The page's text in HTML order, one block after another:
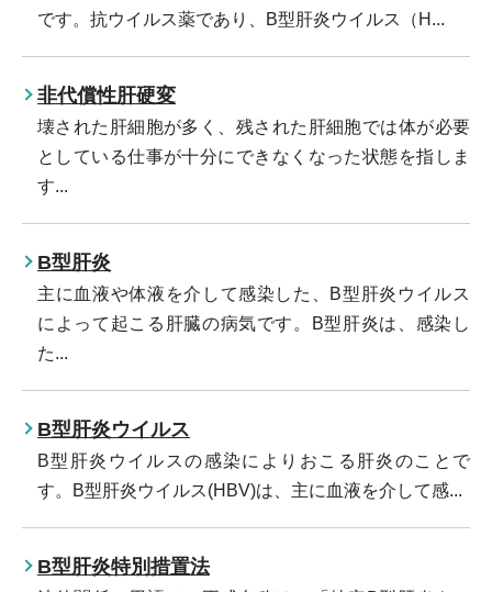
です。抗ウイルス薬であり、B型肝炎ウイルス（H...
非代償性肝硬変
壊された肝細胞が多く、残された肝細胞では体が必要
としている仕事が十分にできなくなった状態を指しま
す...
B型肝炎
主に血液や体液を介して感染した、B型肝炎ウイルス
によって起こる肝臓の病気です。B型肝炎は、感染し
た...
B型肝炎ウイルス
B型肝炎ウイルスの感染によりおこる肝炎のことで
す。B型肝炎ウイルス(HBV)は、主に血液を介して感...
B型肝炎特別措置法